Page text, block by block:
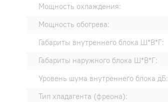
Мощность охлаждения:
Мощность обогрева:
Габариты внутреннего блока Ш*В*Г:
Габариты наружного блока Ш*В*Г:
Уровень шума внутреннего блока дБ:
Тип хладагента (фреона):